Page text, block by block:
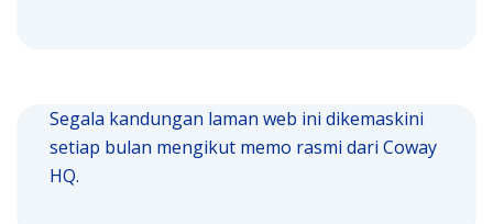
Segala kandungan laman web ini dikemaskini
setiap bulan mengikut memo rasmi dari Coway
HQ.